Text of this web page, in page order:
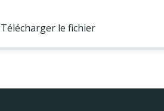
Télécharger le fichier